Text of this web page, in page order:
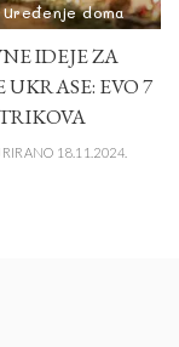
Uređenje doma
IDEJE ZA
UKRASE: EVO 7
18.11.2024.